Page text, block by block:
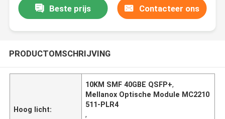
Beste prijs Contacteer ons
PRODUCTOMSCHRIJVING
Hoog licht:
10KM SMF 40GBE QSFP+,
Mellanox Optische Module MC2210
511-PLR4
,